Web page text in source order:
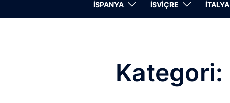
İSPANYA
İSVİÇRE İTALYA
Kategori: